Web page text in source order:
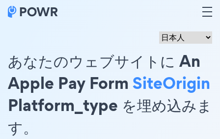
あなたのウェブサイトに An
Apple Pay Form SiteOrigin
Platform_type を埋め込みま
す。